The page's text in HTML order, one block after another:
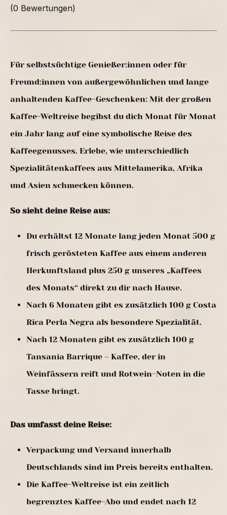
(0 Bewertungen)
Für selbstsüchtige Genießer:innen oder für
Freund:innen von außergewöhnlichen und lange
anhaltenden Kaffee-Geschenken: Mit der großen
Kaffee-Weltreise begibst du dich Monat für Monat
ein Jahr lang auf eine symbolische Reise des
Kaffeegenusses. Erlebe, wie unterschiedlich
Spezialitätenkaffees aus Mittelamerika, Afrika
und Asien schmecken können.
So sieht deine Reise aus:
Du erhältst 12 Monate lang jeden Monat 500 g
frisch gerösteten Kaffee aus einem anderen
Herkunftsland plus 250 g unseres „Kaffees
des Monats“ direkt zu dir nach Hause.
Nach 6 Monaten gibt es zusätzlich 100 g Costa
Rica Perla Negra als besondere Spezialität.
Nach 12 Monaten gibt es zusätzlich 100 g
Tansania Barrique – Kaffee, der in
Weinfässern reift und Rotwein-Noten in die
Tasse bringt.
Das umfasst deine Reise:
Verpackung und Versand innerhalb
Deutschlands sind im Preis bereits enthalten.
Die Kaffee-Weltreise ist ein zeitlich
begrenztes Kaffee-Abo und endet nach 12